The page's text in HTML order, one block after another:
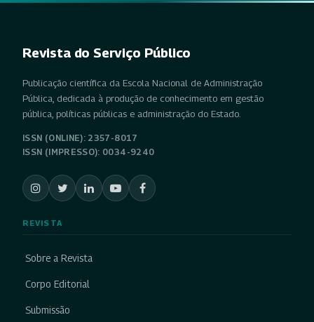
Revista do Serviço Público
Publicação científica da Escola Nacional de Administração
Pública, dedicada à produção de conhecimento em gestão
pública, políticas públicas e administração do Estado.
ISSN (ONLINE): 2357-8017
ISSN (IMPRESSO): 0034-9240
REVISTA
Sobre a Revista
Corpo Editorial
Submissão